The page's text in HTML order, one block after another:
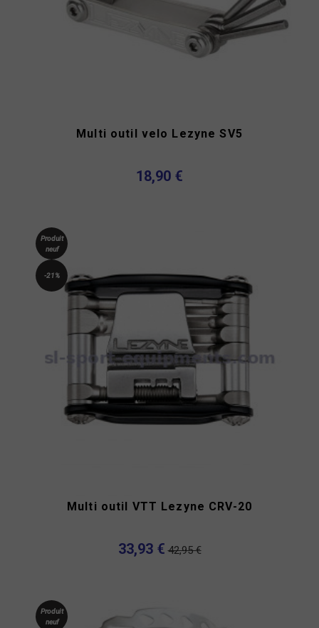
Multi outil velo Lezyne SV5
18,90 €
Produit
neuf
-21%
Multi outil VTT Lezyne CRV-20
33,93 € 42,95 €
Produit
neuf